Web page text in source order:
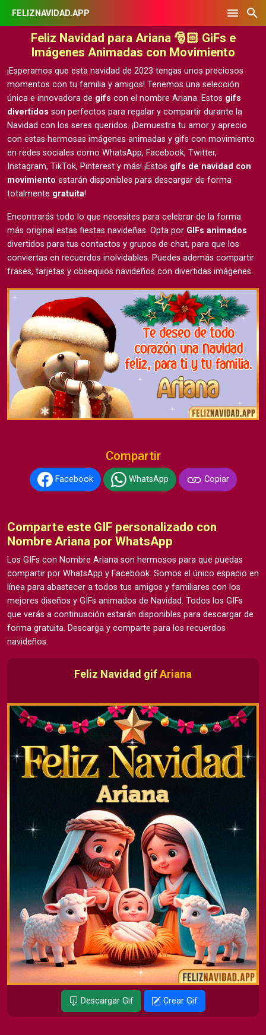
FELIZNAVIDAD.APP
Feliz Navidad para Ariana 🎅🏻 GiFs e
Imágenes Animadas con Movimiento
¡Esperamos que esta navidad de 2023 tengas unos preciosos
momentos con tu familia y amigos! Tenemos una selección
única e innovadora de gifs con el nombre Ariana. Estos gifs
divertidos son perfectos para regalar y compartir durante la
Navidad con los seres queridos. ¡Demuestra tu amor y aprecio
con estas hermosas imágenes animadas y gifs con movimiento
en redes sociales como WhatsApp, Facebook, Twitter,
Instagram, TikTok, Pinterest y más! ¡Estos gifs de navidad con
movimiento estarán disponibles para descargar de forma
totalmente gratuita!
Encontrarás todo lo que necesites para celebrar de la forma
más original estas fiestas navideñas. Opta por GIFs animados
divertidos para tus contactos y grupos de chat, para que los
conviertas en recuerdos inolvidables. Puedes además compartir
frases, tarjetas y obsequios navideños con divertidas imágenes.
Compartir
Facebook WhatsApp Copiar
Comparte este GIF personalizado con
Nombre Ariana por WhatsApp
Los GIFs con Nombre Ariana son hermosos para que puedas
compartir por WhatsApp y Facebook. Somos el único espacio en
línea para abastecer a todos tus amigos y familiares con los
mejores diseños y GIFs animados de Navidad. Todos los GIFs
que verás a continuación estarán disponibles para descargar de
forma gratuita. Descarga y comparte para los recuerdos
navideños.
Feliz Navidad gifAriana
Descargar Gif Crear Gif